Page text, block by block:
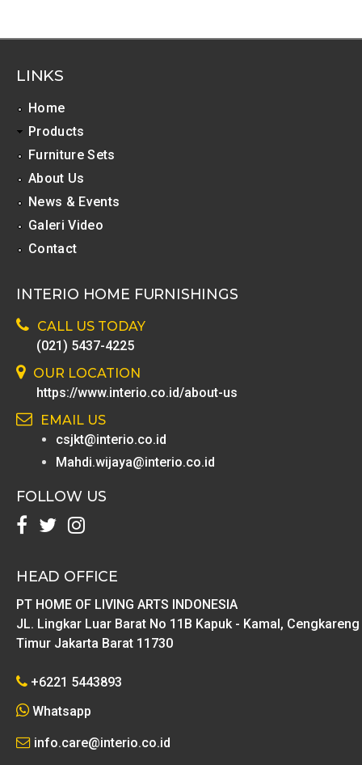
a
b
s
LINKS
Home
Products
Furniture Sets
About Us
News & Events
Galeri Video
Contact
INTERIO HOME FURNISHINGS
CALL US TODAY
(021) 5437-4225
OUR LOCATION
https://www.interio.co.id/about-us
EMAIL US
csjkt@interio.co.id
Mahdi.wijaya@interio.co.id
FOLLOW US
HEAD OFFICE
PT HOME OF LIVING ARTS INDONESIA
JL. Lingkar Luar Barat No 11B Kapuk - Kamal, Cengkareng
Timur Jakarta Barat 11730
+6221 5443893
Whatsapp
info.care@interio.co.id